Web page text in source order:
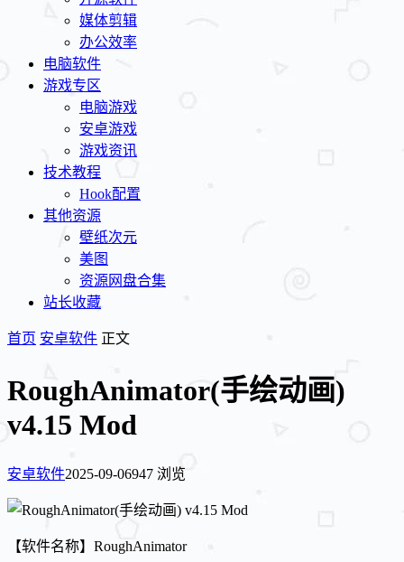
媒体剪辑
办公效率
电脑软件
游戏专区
电脑游戏
安卓游戏
游戏资讯
技术教程
Hook配置
其他资源
壁纸次元
美图
资源网盘合集
站长收藏
首页 安卓软件 正文
RoughAnimator(手绘动画)
v4.15 Mod
安卓软件2025-09-06947 浏览
【软件名称】RoughAnimator